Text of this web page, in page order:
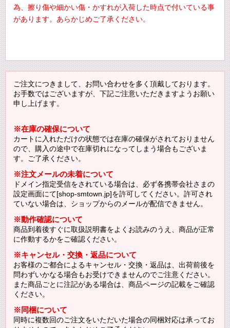
為、擦り傷や細かい傷・かすれが入荷した時点で付いている事
があります。あらかじめご了承ください。
ご注文につきまして、お問い合わせを多く頂戴しております。
お手数ではございますが、下記ご注意いただきますようお願い
申し上げます。
※在庫の確保について
カートに入れただけの状態では在庫の確保がされておりません
ので、購入の途中で在庫切れになってしまう場合もございま
す。ご了承ください。
※注文メールの未着について
ドメイン指定受信をされている場合は、必ず各携帯会社さまの
設定画面にて[shop-smtown.jp]を許可してください。許可され
ていない場合は、ショップからのメールが配信できません。
※動作確認について
商品到着後すぐに取扱説明書をよくお読みのうえ、商品が正常
に作動するかをご確認ください。
※キャンセル・交換・返品について
お客様のご都合によるキャンセル・交換・返品は、出荷前後を
問わずいかなる場合もお受けできませんのでご注意ください。
また商品ごとに注記がある場合は、商品ページの記載をご確認
ください。
※同梱について
同時に複数回のご注文をいただいた場合の同梱対応は承ってお